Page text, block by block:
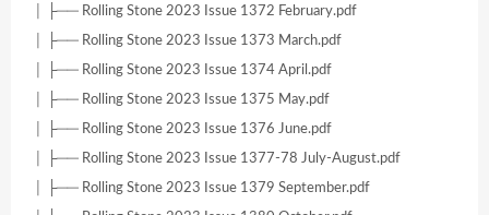
│ ├── Rolling Stone 2023 Issue 1372 February.pdf
│ ├── Rolling Stone 2023 Issue 1373 March.pdf
│ ├── Rolling Stone 2023 Issue 1374 April.pdf
│ ├── Rolling Stone 2023 Issue 1375 May.pdf
│ ├── Rolling Stone 2023 Issue 1376 June.pdf
│ ├── Rolling Stone 2023 Issue 1377-78 July-August.pdf
│ ├── Rolling Stone 2023 Issue 1379 September.pdf